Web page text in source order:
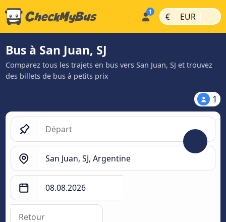
€ | EUR |
Bus à San Juan, SJ
Comparez tous les trajets en bus vers San Juan, SJ et trouvez
des billets de bus à petits prix
1